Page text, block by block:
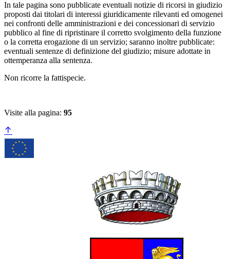
In tale pagina sono pubblicate eventuali notizie di ricorsi in giudizio
proposti dai titolari di interessi giuridicamente rilevanti ed omogenei
nei confronti delle amministrazioni e dei concessionari di servizio
pubblico al fine di ripristinare il corretto svolgimento della funzione
o la corretta erogazione di un servizio; saranno inoltre pubblicate:
eventuali sentenze di definizione del giudizio; misure adottate in
ottemperanza alla sentenza.
Non ricorre la fattispecie.
Visite alla pagina: 95